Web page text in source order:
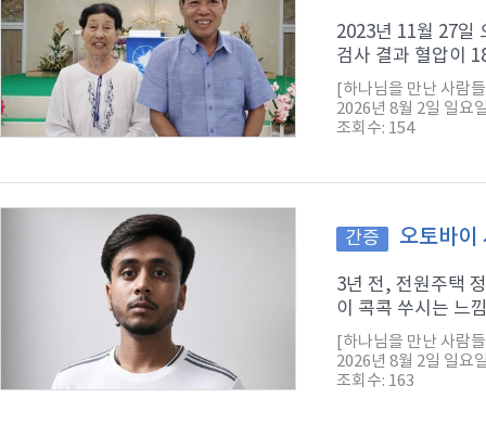
2023년 11월 27일
검사 결과 혈압이
[하나님을 만난 사람
2026년 8월 2일 일요
조회수: 154
간증 오토바이
3년 전, 전원주택
이 콕콕 쑤시는 느
[하나님을 만난 사람
2026년 8월 2일 일요
조회수: 163